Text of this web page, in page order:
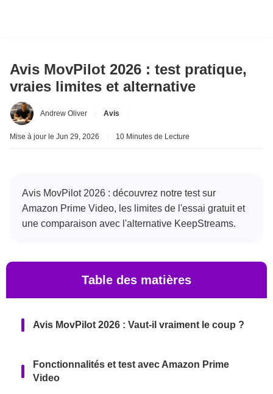
Avis MovPilot 2026 : test pratique,
vraies limites et alternative
Andrew Oliver Avis
Mise à jour le Jun 29, 2026 10 Minutes de Lecture
Avis MovPilot 2026 : découvrez notre test sur
Amazon Prime Video, les limites de l'essai gratuit et
une comparaison avec l'alternative KeepStreams.
Table des matières
Avis MovPilot 2026 : Vaut-il vraiment le coup ?
Fonctionnalités et test avec Amazon Prime
Video